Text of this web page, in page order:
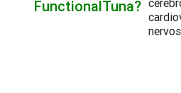
FunctionalTuna?